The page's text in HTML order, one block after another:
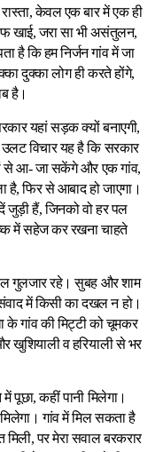
केवल एक बार में एक ही
खाई, जरा सा भी असंतुलन,
है कि हम निर्जन गांव में जा
दुक्का लोग ही करते होंगे,
है।
यहां सड़क क्यों बनाएगी,
विचार यह है कि सरकार
से आ- जा सकेंगे और एक गांव,
है, फिर से आबाद हो जाएगा।
जुड़ी हैं, जिनको वो हर पल
में सहेज कर रखना चाहते
गुलजार रहे। सुबह और शाम
में किसी का दखल न हो।
के गांव की मिट्टी को चूमकर
खुशियाली व हरियाली से भर
पूछा, कहीं पानी मिलेगा।
गांव में मिल सकता है
पर मेरा सवाल बरकरार